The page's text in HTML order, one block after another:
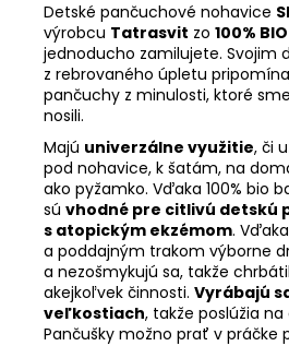
Detské pančuchové nohavice
výrobcu Tatrasvit zo 100%
jednoducho zamilujete. Svojim
z rebrovaného úpletu
pančuchy z minulosti, ktoré
nosili.
Majú univerzálne využitie, či
pod nohavice, k šatám, na
ako pyžamko. Vďaka 100% bio
sú vhodné pre citlivú detskú
s atopickým ekzémom.
a poddajným trakom výborne
a nezošmykujú sa, takže
akejkoľvek činnosti. Vyrábajú
veľkostiach, takže poslúžia
Pančušky možno prať v práčke